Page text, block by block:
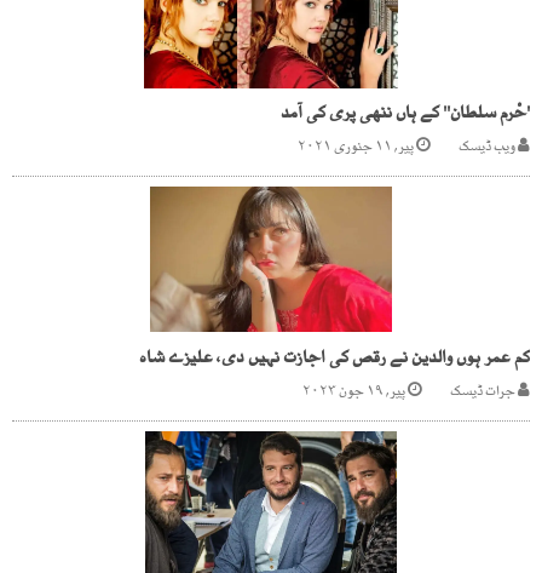
'حْرم سلطان'' کے ہاں ننھی پری کی آمد
ویب ڈیسک پیر, ۱۱ جنوری ۲۰۲۱
کم عمر ہوں والدین نے رقص کی اجازت نہیں دی، علیزے شاہ
جرات ڈیسک پیر, ۱۹ جون ۲۰۲۳